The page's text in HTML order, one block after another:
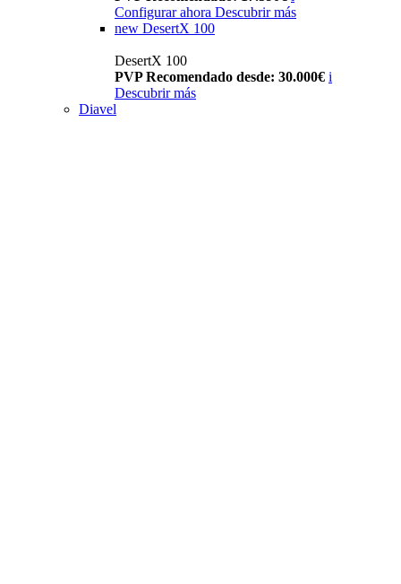
Configurar ahora Descubrir más
new DesertX 100
DesertX 100
PVP Recomendado desde: 30.000€ i
Descubrir más
Diavel